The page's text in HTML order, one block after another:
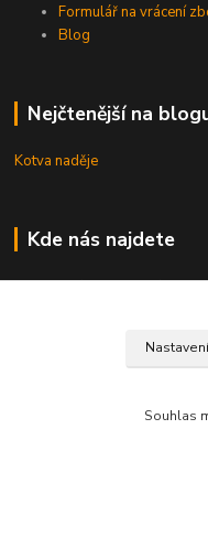
Formulář na vrácení
Blog
Nejčtenější na
Kotva naděje
Kde nás najdete
Uhřice 76 (okr. Vyškov)
Souhlas